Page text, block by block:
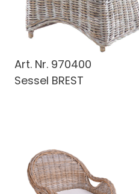
Art. Nr. 970400
Sessel BREST